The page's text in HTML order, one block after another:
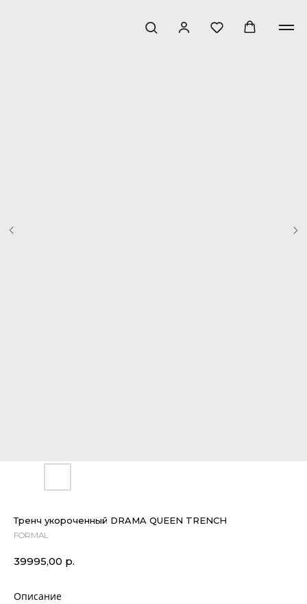
Тренч укороченный DRAMA QUEEN TRENCH
FORMAL
39995,00 р.
Описание